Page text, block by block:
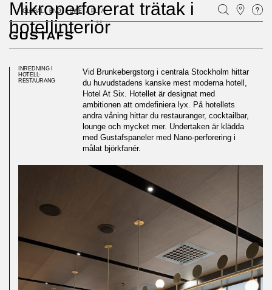
GLOBAL ENG SWE PL
Mikroperforerat trätak i
hotellinteriör
INREDNING I
HOTELL-
RESTAURANG
Vid Brunkebergstorg i centrala Stockholm hittar
du huvudstadens kanske mest moderna hotell,
Hotel At Six. Hotellet är designat med
ambitionen att omdefiniera lyx. På hotellets
andra våning hittar du restauranger, cocktailbar,
lounge och mycket mer. Undertaken är klädda
med Gustafspaneler med Nano-perforering i
målat björkfanér.